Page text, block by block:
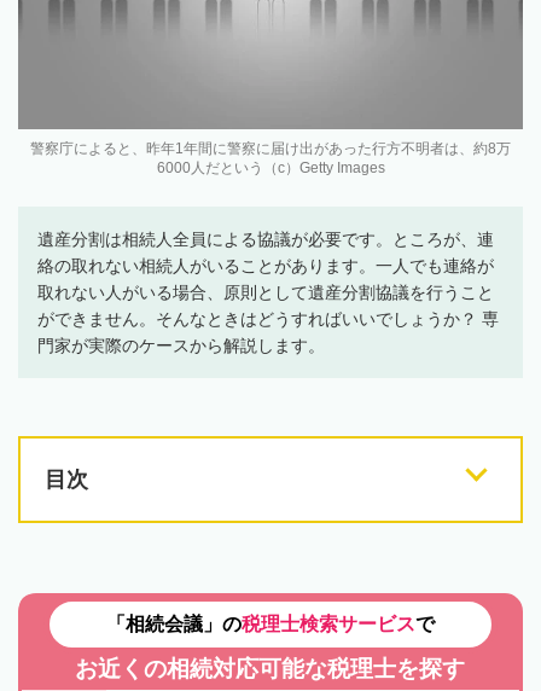
警察庁によると、昨年1年間に警察に届け出があった行方不明者は、約8万
6000人だという（c）Getty Images
遺産分割は相続人全員による協議が必要です。ところが、連
絡の取れない相続人がいることがあります。一人でも連絡が
取れない人がいる場合、原則として遺産分割協議を行うこと
ができません。そんなときはどうすればいいでしょうか？ 専
門家が実際のケースから解説します。
目次
「相続会議」の税理士検索サービスで
お近くの相続対応可能な税理士を探す